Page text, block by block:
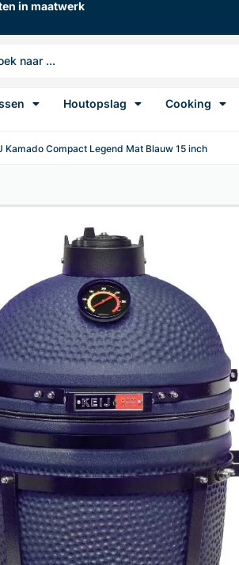
in maatwerk
Houtopslag Cooking
Kamado Compact Legend Mat Blauw 15 inch